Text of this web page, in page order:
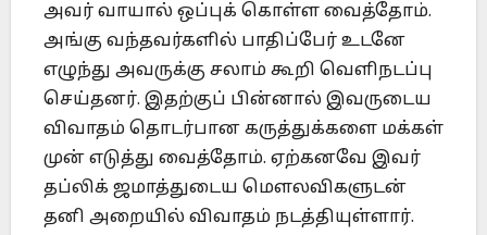
அவர் வாயால் ஒப்புக் கொள்ள வைத்தோம்.
அங்கு வந்தவர்களில் பாதிப்பேர் உடனே
எழுந்து அவருக்கு சலாம் கூறி வெளிநடப்பு
செய்தனர். இதற்குப் பின்னால் இவருடைய
விவாதம் தொடர்பான கருத்துக்களை மக்கள்
முன் எடுத்து வைத்தோம். ஏற்கனவே இவர்
தப்லிக் ஜமாத்துடைய மௌலவிகளுடன்
தனி அறையில் விவாதம் நடத்தியுள்ளார்.